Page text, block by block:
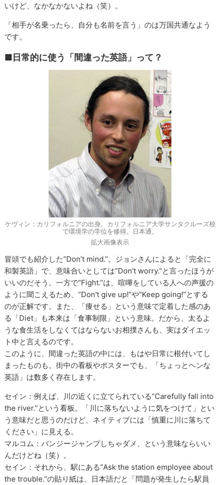
いけど、なかなかないよね（笑）。
「相手が名乗ったら、自分も名前を言う」のは万国共通なよう
です。
■日常的に使う「間違った英語」って？
ケヴィン：カリフォルニアの出身。カリフォルニア大学サンタクルーズ校
で環境学の学位を修得。日本通。
拡大画像表示
冒頭でも紹介した“Don’t mind.”。ジョンさんによると「完全に
和製英語」で、意味合いとしては“Don't worry.”と言ったほうが
いいのだそう。一方で“Fight.”は、喧嘩をしている人への声援の
ように聞こえるため、“Don't give up!”や“Keep going!”とする
のが正解です。また、「痩せる」という意味で定着した感のあ
る「Diet」も本来は「食事制限」という意味。だから、太るよ
うな食生活をしなくてはならないお相撲さんも、実はダイエッ
ト中と言えるのです。
このように、間違った英語の中には、もはや日常に根付いてし
まったものも。街中の看板やポスターでも、「ちょっとヘンな
英語」は数多く存在します。
セイン：例えば、川の近くに立てられている“Carefully fall into
the river.”という看板。「川に落ちないように気をつけて」とい
う意味だと思うのだけど、ネイティブには「慎重に川に落ちて
ください」に見える。
マルコム：バンジージャンプしちゃダメ、という意味ならいい
んだけどね（笑）。
セイン：それから、駅にある“Ask the station employee about
the trouble.”の貼り紙は、日本語だと「問題が発生したら駅員